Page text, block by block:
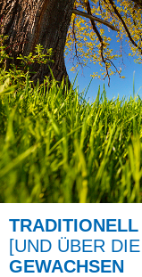
TRADITIONELL
[UND ÜBER
GEWACHSEN